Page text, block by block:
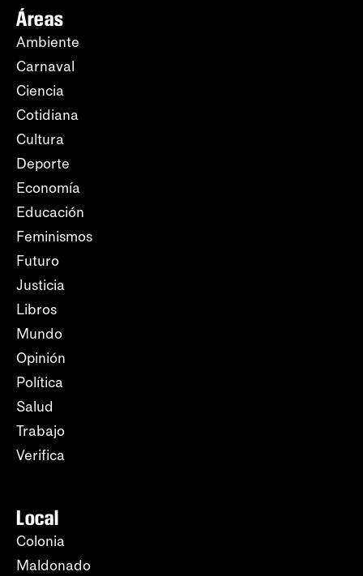
Áreas
Ambiente
Carnaval
Ciencia
Cotidiana
Cultura
Deporte
Economía
Educación
Feminismos
Futuro
Justicia
Libros
Mundo
Opinión
Política
Salud
Trabajo
Verifica
Local
Colonia
Maldonado